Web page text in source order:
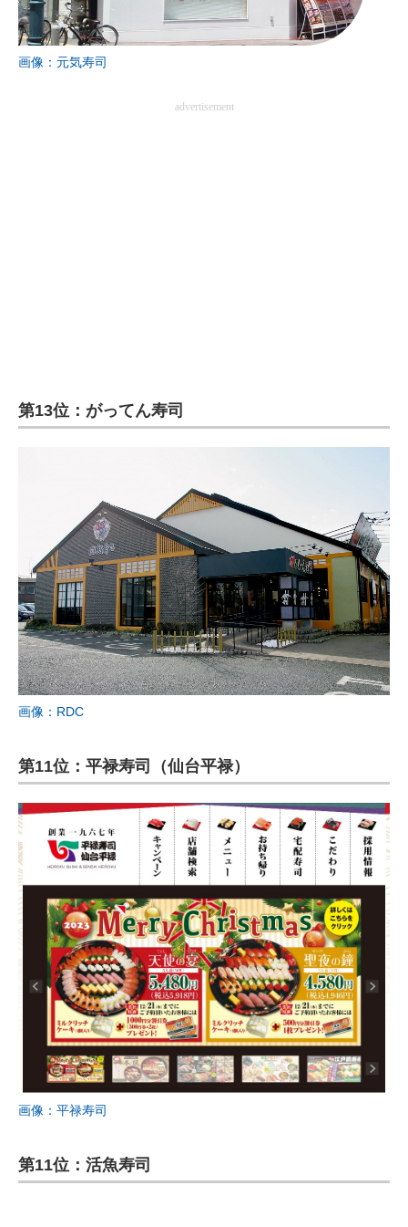
画像：元気寿司
advertisement
第13位：がってん寿司
画像：RDC
第11位：平禄寿司（仙台平禄）
画像：平禄寿司
第11位：活魚寿司